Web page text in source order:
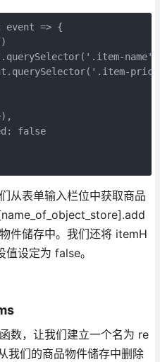
event => {
false
从表单输入栏位中获取商品
件储存中。我们还将 itemH
设定为 false。
数，让我们建立一个名为 re
我们的商品物件储存中删除